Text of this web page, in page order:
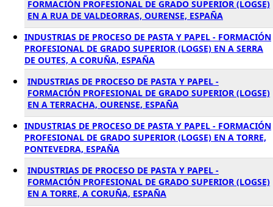
FORMACIÓN PROFESIONAL DE GRADO SUPERIOR (LOGSE)
EN A RUA DE VALDEORRAS, OURENSE, ESPAÑA
INDUSTRIAS DE PROCESO DE PASTA Y PAPEL - FORMACIÓN
PROFESIONAL DE GRADO SUPERIOR (LOGSE) EN A SERRA
DE OUTES, A CORUÑA, ESPAÑA
INDUSTRIAS DE PROCESO DE PASTA Y PAPEL -
FORMACIÓN PROFESIONAL DE GRADO SUPERIOR (LOGSE)
EN A TERRACHA, OURENSE, ESPAÑA
INDUSTRIAS DE PROCESO DE PASTA Y PAPEL - FORMACIÓN
PROFESIONAL DE GRADO SUPERIOR (LOGSE) EN A TORRE,
PONTEVEDRA, ESPAÑA
INDUSTRIAS DE PROCESO DE PASTA Y PAPEL -
FORMACIÓN PROFESIONAL DE GRADO SUPERIOR (LOGSE)
EN A TORRE, A CORUÑA, ESPAÑA